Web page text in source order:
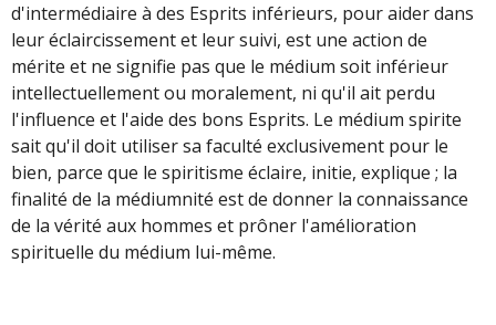
d'intermédiaire à des Esprits inférieurs, pour aider dans
leur éclaircissement et leur suivi, est une action de
mérite et ne signifie pas que le médium soit inférieur
intellectuellement ou moralement, ni qu'il ait perdu
l'influence et l'aide des bons Esprits. Le médium spirite
sait qu'il doit utiliser sa faculté exclusivement pour le
bien, parce que le spiritisme éclaire, initie, explique ; la
finalité de la médiumnité est de donner la connaissance
de la vérité aux hommes et prôner l'amélioration
spirituelle du médium lui-même.